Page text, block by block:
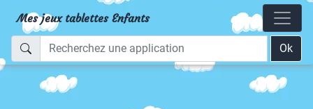
Mes jeux tablettes Enfants
Ok